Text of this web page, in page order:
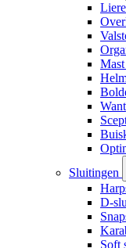
Sluitingen
D-
Soft